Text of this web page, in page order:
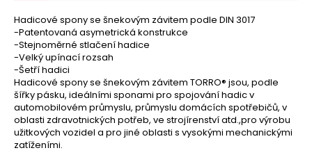
Hadicové spony se šnekovým závitem podle DIN 3017
-Patentovaná asymetrická konstrukce
-Stejnoměrné stlačení hadice
-Velký upínací rozsah
-Šetří hadici
Hadicové spony se šnekovým závitem TORRO® jsou, podle
šířky pásku, ideálními sponami pro spojování hadic v
automobilovém průmyslu, průmyslu domácích spotřebičů, v
oblasti zdravotnických potřeb, ve strojírenství atd.,pro výrobu
užitkových vozidel a pro jiné oblasti s vysokými mechanickými
zatíženími.